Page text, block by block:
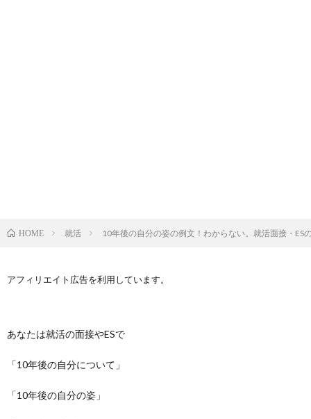
HOME 就活 10年後の自分の姿の例文！わからない。就活面接・ES
アフィリエイト広告を利用しています。
あなたは就活の面接やESで
「10年後の自分について」
「10年後の自分の姿」